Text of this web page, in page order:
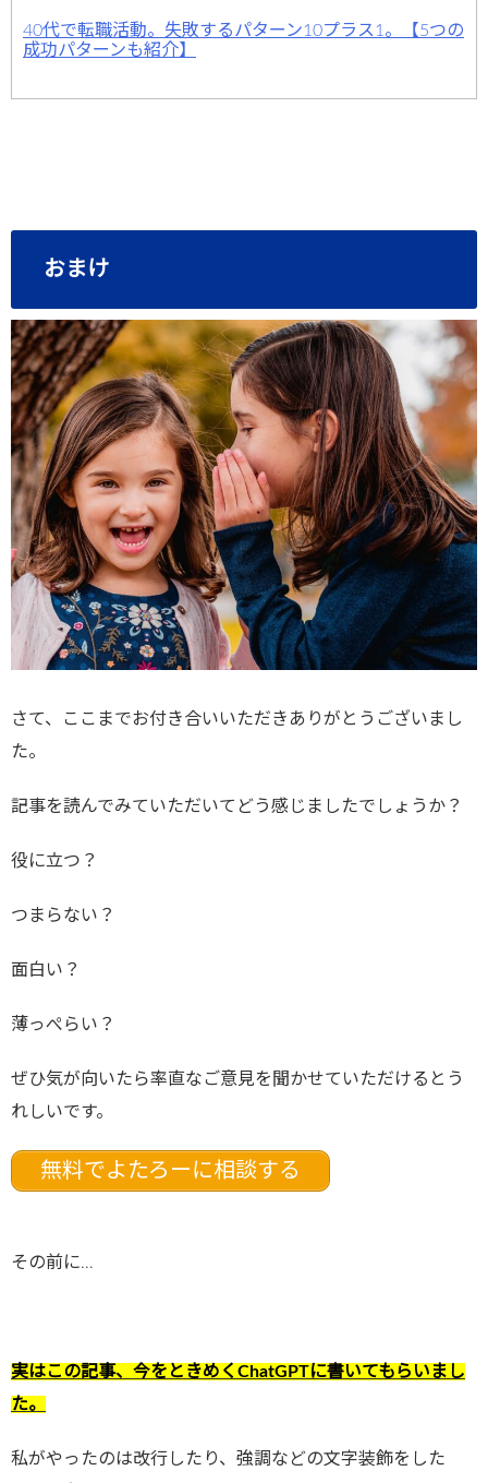
40代で転職活動。失敗するパターン10プラス1。【5つの
成功パターンも紹介】
おまけ
さて、ここまでお付き合いいただきありがとうございまし
た。
記事を読んでみていただいてどう感じましたでしょうか？
役に立つ？
つまらない？
面白い？
薄っぺらい？
ぜひ気が向いたら率直なご意見を聞かせていただけるとう
れしいです。
無料でよたろーに相談する
その前に…
実はこの記事、今をときめくChatGPTに書いてもらいまし
た。
私がやったのは改行したり、強調などの文字装飾をした